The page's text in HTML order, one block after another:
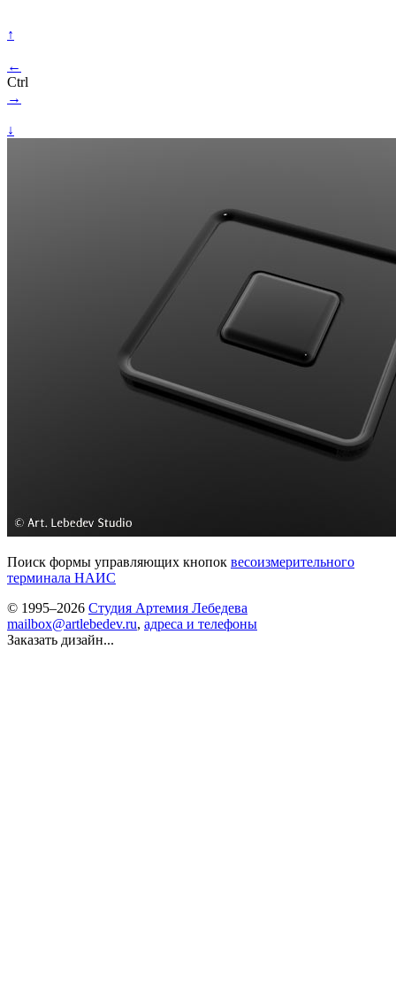
↑
←
Ctrl
→
↓
Поиск формы управляющих кнопок весоизмерительного
терминала НАИС
© 1995–2026 Студия Артемия Лебедева
mailbox@artlebedev.ru, адреса и телефоны
Заказать дизайн...